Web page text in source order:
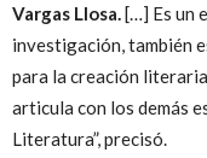
Vargas Llosa. […] Es un
investigación, también
para la creación
articula con los demás
Literatura”, precisó.